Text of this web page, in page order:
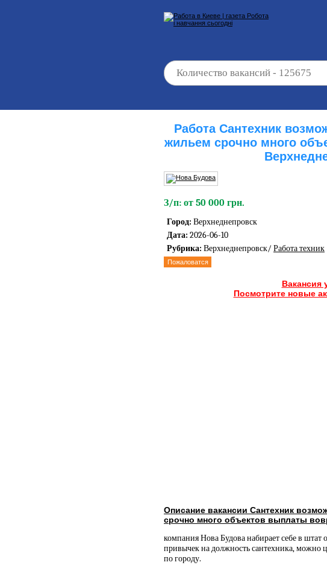
Работа Сантехник
жильем срочно много
З/п: от 50 000 грн.
Город: Верхнеднепровск
Дата: 2026-06-10
Рубрика: Верхнеднепровск/ Работа техник
Пожаловатся
Вакансия
Посмотрите новые
Описание вакансии Сантехник
срочно много объектов выплаты
компания Нова Будова набирает себе в штат
привычек на должность сантехника, можно
по городу.